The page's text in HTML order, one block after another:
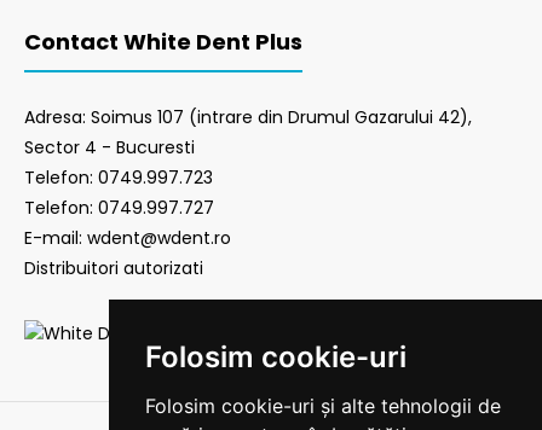
Folosim cookie-uri
Folosim cookie-uri și alte tehnologii de
Contact White Dent Plus
Adresa: Soimus 107 (intrare din Drumul Gazarului 42),
Sector 4 - Bucuresti
Telefon: 0749.997.723
Telefon: 0749.997.727
E-mail: wdent@wdent.ro
Distribuitori autorizati